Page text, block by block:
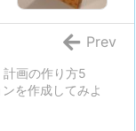
計画の作り方5
を作成してみよ
Prev